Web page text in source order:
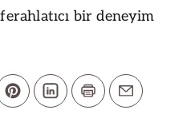
bir deneyim